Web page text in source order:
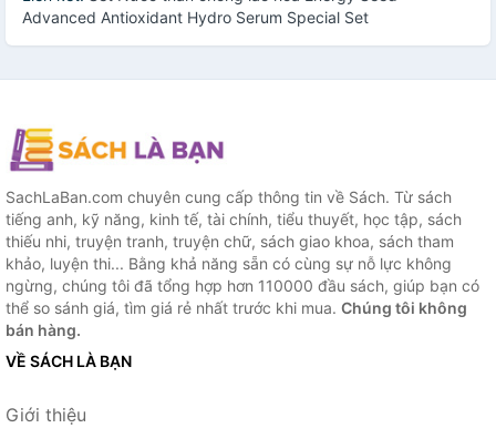
Advanced Antioxidant Hydro Serum Special Set
SachLaBan.com chuyên cung cấp thông tin về Sách. Từ sách
tiếng anh, kỹ năng, kinh tế, tài chính, tiểu thuyết, học tập, sách
thiếu nhi, truyện tranh, truyện chữ, sách giao khoa, sách tham
khảo, luyện thi... Bằng khả năng sẵn có cùng sự nỗ lực không
ngừng, chúng tôi đã tổng hợp hơn 110000 đầu sách, giúp bạn có
thể so sánh giá, tìm giá rẻ nhất trước khi mua. Chúng tôi không
bán hàng.
VỀ SÁCH LÀ BẠN
Giới thiệu